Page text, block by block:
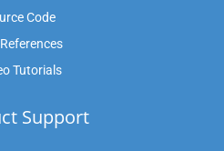
Code
Tutorials
Support